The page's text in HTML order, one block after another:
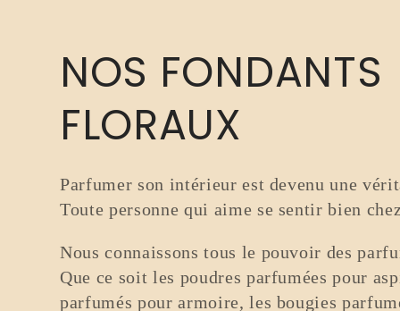
C
o
l
l
e
NOS FONDANTS
FLORAUX
Parfumer son intérieur est devenu une
Toute personne qui aime se sentir bien
Nous connaissons tous le pouvoir des
Que ce soit les poudres parfumées pour
parfumés pour armoire, les bougies